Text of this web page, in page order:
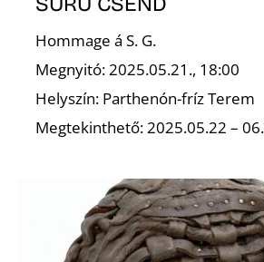
Hommage á S. G.
Megnyitó: 2025.05.21., 18:00
Helyszín: Parthenón-fríz Terem
Megtekinthető: 2025.05.22 –